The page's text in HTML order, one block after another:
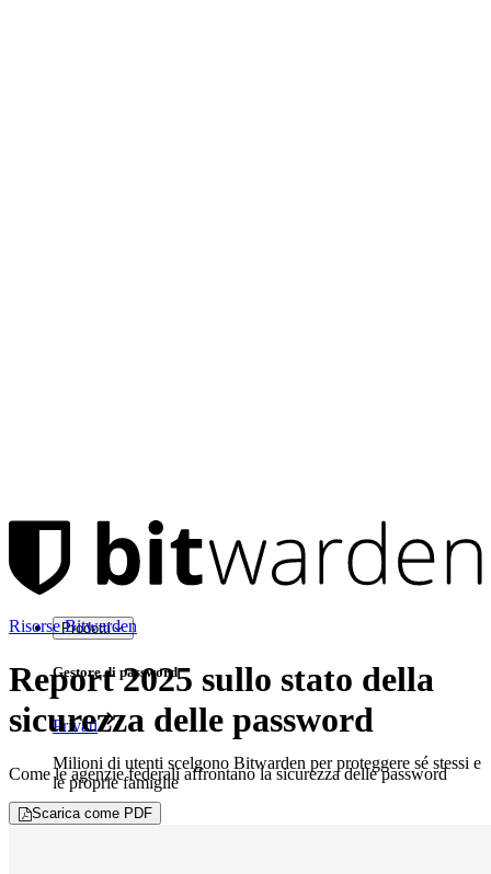
Prodotti
Gestore di password
Privati
Milioni di utenti scelgono Bitwarden per proteggere sé stessi e
le proprie famiglie
Famiglie
Risorse Bitwarden
Report 2025 sullo stato della
sicurezza delle password
Come le agenzie federali affrontano la sicurezza delle password
Scarica come PDF